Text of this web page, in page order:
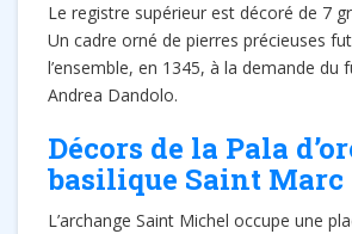
Le registre supérieur est décoré de 7
Un cadre orné de pierres précieuses
l’ensemble, en 1345, à la demande du
Andrea Dandolo.
Décors de la Pala
basilique Saint Marc
L’archange Saint Michel occupe une